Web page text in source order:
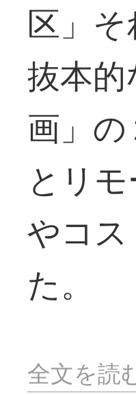
区」
抜本
画」
とリ
やコ
た。
全文を読